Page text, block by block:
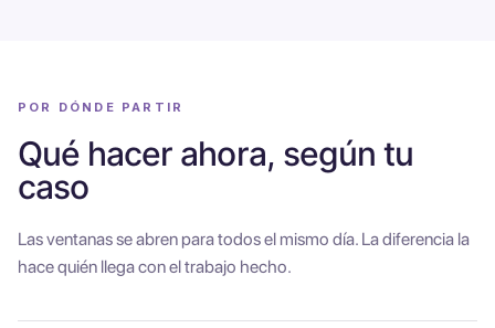
POR DÓNDE PARTIR
Qué hacer ahora, según tu
caso
Las ventanas se abren para todos el mismo día. La diferencia la
hace quién llega con el trabajo hecho.